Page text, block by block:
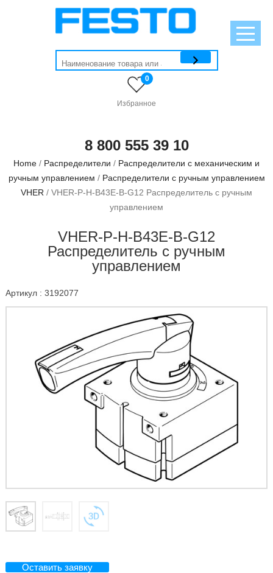
Избранное
0
8 800 555 39 10
Home / Распределители / Распределители с механическим и
ручным управлением / Распределители с ручным управлением
VHER / VHER-P-H-B43E-B-G12 Распределитель с ручным
управлением
VHER-P-H-B43E-B-G12
Распределитель с ручным
управлением
Артикул : 3192077
Оставить заявку